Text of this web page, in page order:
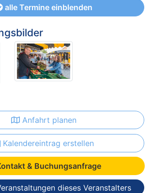
alle Termine einblenden
Anfahrt planen
Kalendereintrag erstellen
& Buchungsanfrage
dieses Veranstalters